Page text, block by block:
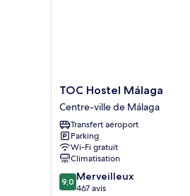
TOC
Hostel
Málaga
Centre-
ville
de
Málaga
TOC Hostel Málaga
Centre-ville de Málaga
Transfert aéroport
Parking
Wi-Fi gratuit
Climatisation
9.0
sur
9,0 Merveilleux
467 avis